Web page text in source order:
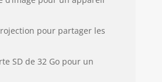
DE 32GB :Cette
photo dispose
mAh et d'un
pour partager les
SD de 32 Go pour un